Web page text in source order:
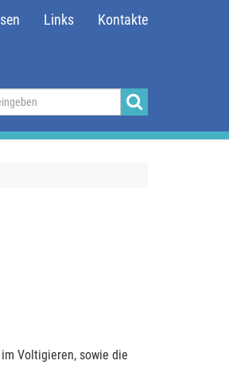
Links Kontakte
Voltigieren, sowie die